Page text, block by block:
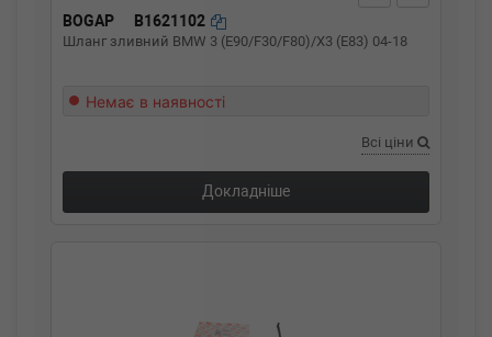
BOGAP B1621102
Шланг зливний BMW 3 (E90/F30/F80)/X3 (E83) 04-18
Немає в наявності
Всі ціни
Докладніше